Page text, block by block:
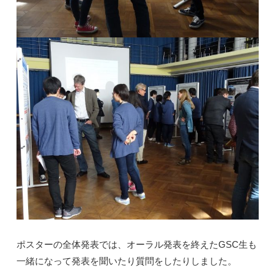
ポスターの全体発表では、オーラル発表を終えたGSC生も
一緒になって発表を聞いたり質問をしたりしました。